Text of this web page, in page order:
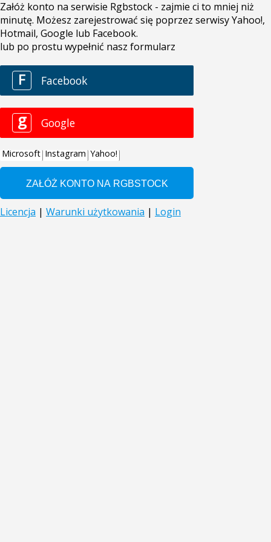
Załóż konto na serwisie Rgbstock - zajmie ci to mniej niż
minutę. Możesz zarejestrować się poprzez serwisy Yahoo!,
Hotmail, Google lub Facebook.
lub po prostu wypełnić nasz formularz
F Facebook
g Google
Microsoft Instagram Yahoo!
Licencja | Warunki użytkowania | Login